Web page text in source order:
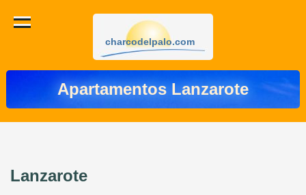
charcodelpalo.com
Apartamentos Lanzarote
Lanzarote